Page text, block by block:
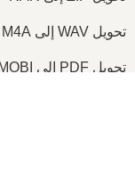
تحويل WAV إلى M4A
تحويل PDF إلى MOBI